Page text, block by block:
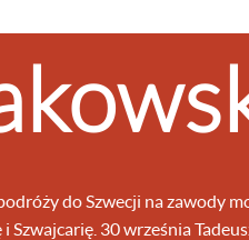
do Szwecji na zawody
Szwajcarię. 30 września